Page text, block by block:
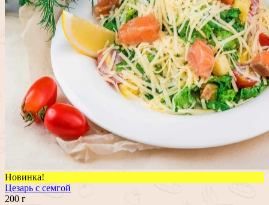
Новинка!
Цезарь с семгой
200 г